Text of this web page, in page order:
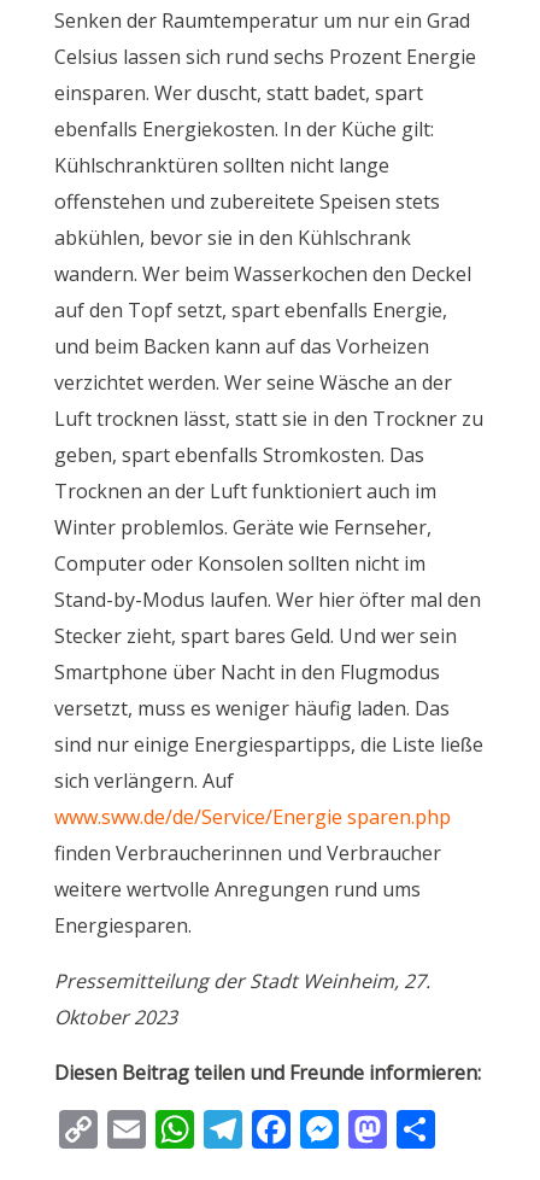
Senken der Raumtemperatur um nur ein Grad
Celsius lassen sich rund sechs Prozent Energie
einsparen. Wer duscht, statt badet, spart
ebenfalls Energiekosten. In der Küche gilt:
Kühlschranktüren sollten nicht lange
offenstehen und zubereitete Speisen stets
abkühlen, bevor sie in den Kühlschrank
wandern. Wer beim Wasserkochen den Deckel
auf den Topf setzt, spart ebenfalls Energie,
und beim Backen kann auf das Vorheizen
verzichtet werden. Wer seine Wäsche an der
Luft trocknen lässt, statt sie in den Trockner zu
geben, spart ebenfalls Stromkosten. Das
Trocknen an der Luft funktioniert auch im
Winter problemlos. Geräte wie Fernseher,
Computer oder Konsolen sollten nicht im
Stand-by-Modus laufen. Wer hier öfter mal den
Stecker zieht, spart bares Geld. Und wer sein
Smartphone über Nacht in den Flugmodus
versetzt, muss es weniger häufig laden. Das
sind nur einige Energiespartipps, die Liste ließe
sich verlängern. Auf
www.sww.de/de/Service/Energie sparen.php
finden Verbraucherinnen und Verbraucher
weitere wertvolle Anregungen rund ums
Energiesparen.
Pressemitteilung der Stadt Weinheim, 27.
Oktober 2023
Diesen Beitrag teilen und Freunde informieren:
C E W T F M M T